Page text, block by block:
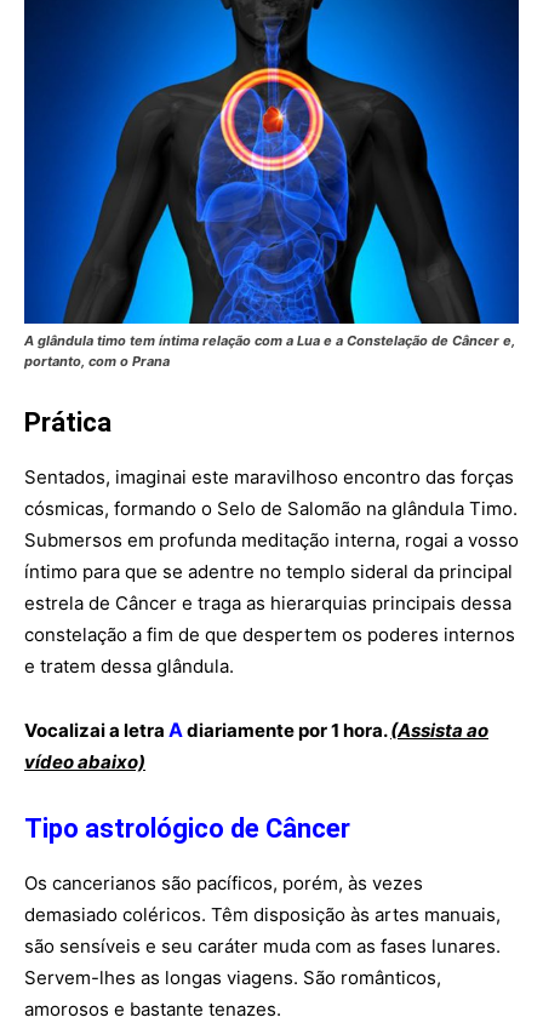
A glândula timo tem íntima relação com a Lua e a Constelação de Câncer e,
portanto, com o Prana
Prática
Sentados, imaginai este maravilhoso encontro das forças
cósmicas, formando o Selo de Salomão na glândula Timo.
Submersos em profunda meditação interna, rogai a vosso
íntimo para que se adentre no templo sideral da principal
estrela de Câncer e traga as hierarquias principais dessa
constelação a fim de que despertem os poderes internos
e tratem dessa glândula.
Vocalizai a letra Adiariamente por 1 hora.(Assista ao
vídeo abaixo)
Tipo astrológico de Câncer
Os cancerianos são pacíficos, porém, às vezes
demasiado coléricos. Têm disposição às artes manuais,
são sensíveis e seu caráter muda com as fases lunares.
Servem-lhes as longas viagens. São românticos,
amorosos e bastante tenazes.